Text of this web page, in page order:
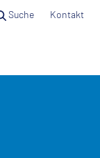
Suche Kontakt